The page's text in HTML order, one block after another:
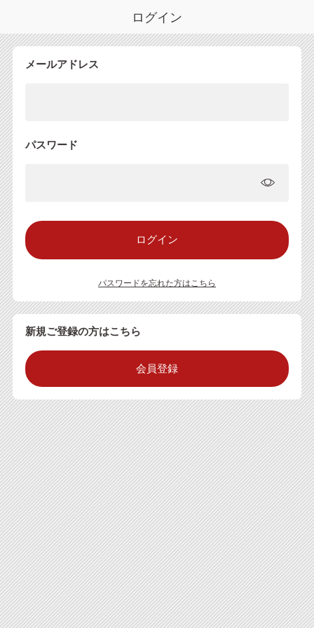
ログイン
メールアドレス
パスワード
パスワードを忘れた方はこちら
新規ご登録の方はこちら
会員登録